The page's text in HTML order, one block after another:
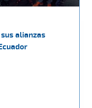
alianzas